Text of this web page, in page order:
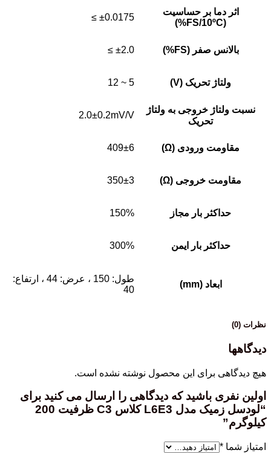
اثر دما بر حساسیت
(FS/10ºC%)
±0.0175 ≥
بالانس صفر (FS%) ±2.0 ≥
ولتاژ تحریک (V) 5 ~ 12
نسبت ولتاژ خروجی به ولتاژ
تحریک
2.0±0.2mV/V
مقاومت ورودی (Ω) 409±6
مقاومت خروجی (Ω) 350±3
حداکثر بار مجاز 150%
حداکثر بار ایمن 300%
ابعاد (mm)
طول: 150 ، عرض: 44 ، ارتفاع:
40
نظرات (0)
دیدگاهها
هیچ دیدگاهی برای این محصول نوشته نشده است.
اولین نفری باشید که دیدگاهی را ارسال می کنید برای
“لودسل زمیک مدل L6E3 کلاس C3 ظرفیت 200
کیلوگرم”
امتیاز شما *